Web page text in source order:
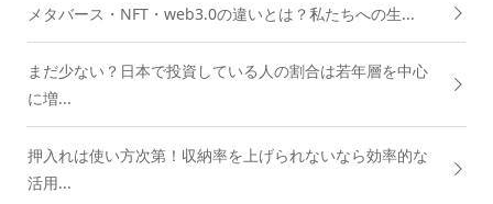
メタバース・NFT・web3.0の違いとは？私たちへの生...
まだ少ない？日本で投資している人の割合は若年層を中心
に増...
押入れは使い方次第！収納率を上げられないなら効率的な
活用...